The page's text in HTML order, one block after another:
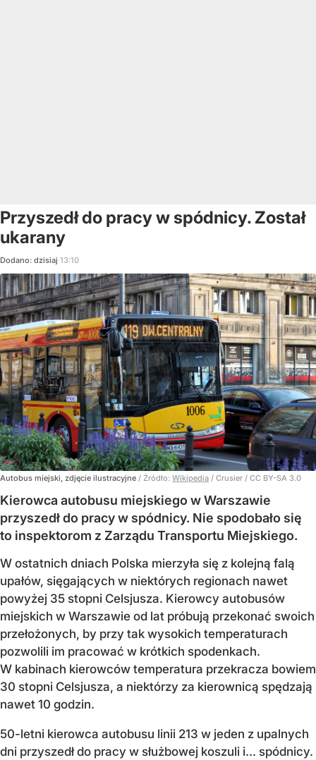
Przyszedł do pracy w spódnicy. Został
ukarany
Dodano: dzisiaj 13:10
Autobus miejski, zdjęcie ilustracyjne / Źródło: Wikipedia / Crusier / CC BY-SA 3.0
Kierowca autobusu miejskiego w Warszawie
przyszedł do pracy w spódnicy. Nie spodobało się
to inspektorom z Zarządu Transportu Miejskiego.
W ostatnich dniach Polska mierzyła się z kolejną falą
upałów, sięgających w niektórych regionach nawet
powyżej 35 stopni Celsjusza. Kierowcy autobusów
miejskich w Warszawie od lat próbują przekonać swoich
przełożonych, by przy tak wysokich temperaturach
pozwolili im pracować w krótkich spodenkach.
W kabinach kierowców temperatura przekracza bowiem
30 stopni Celsjusza, a niektórzy za kierownicą spędzają
nawet 10 godzin.
50-letni kierowca autobusu linii 213 w jeden z upalnych
dni przyszedł do pracy w służbowej koszuli i... spódnicy.